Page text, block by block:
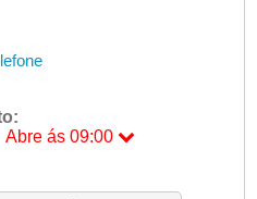
Abre ás 09:00